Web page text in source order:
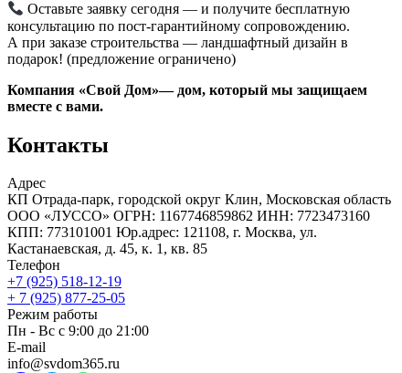
Оставьте заявку сегодня — и получите бесплатную
консультацию по пост-гарантийному сопровождению.
А при заказе строительства — ландшафтный дизайн в
подарок! (предложение ограничено)
Компания «Свой Дом»— дом, который мы защищаем
вместе с вами.
Контакты
Адрес
КП Отрада-парк, городской округ Клин, Московская область
ООО «ЛУССО» ОГРН: 1167746859862 ИНН: 7723473160
КПП: 773101001 Юр.адрес: 121108, г. Москва, ул.
Кастанаевская, д. 45, к. 1, кв. 85
Телефон
+7 (925) 518-12-19
+ 7 (925) 877-25-05
Режим работы
Пн - Вс с 9:00 до 21:00
E-mail
info@svdom365.ru